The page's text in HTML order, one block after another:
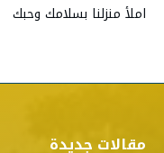
املأ منزلنا بسلامك وحبك
مقالات جديدة